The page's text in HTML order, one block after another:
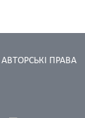
АВТОРСЬКІ ПРАВА